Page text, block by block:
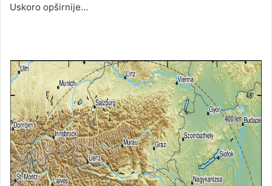
Uskoro opširnije…